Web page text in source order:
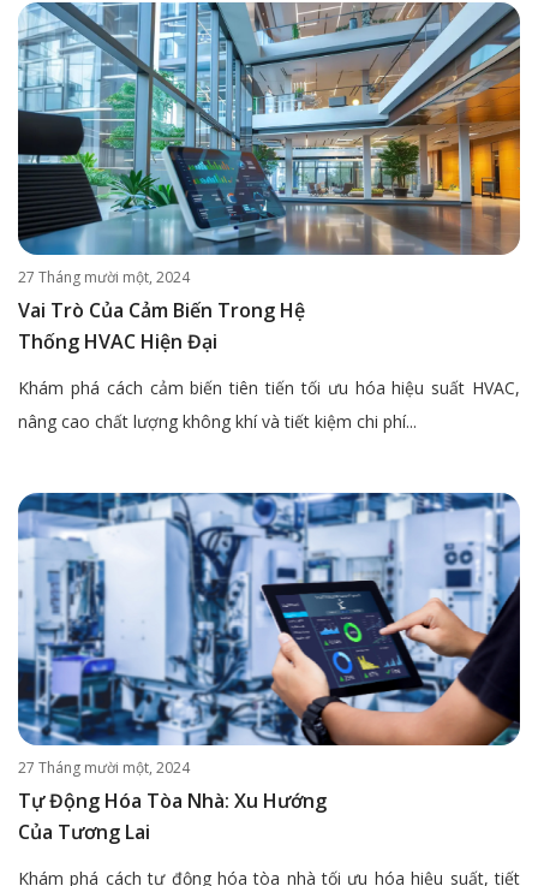
27 Tháng mười một, 2024
Vai Trò Của Cảm Biến Trong Hệ
Thống HVAC Hiện Đại
Khám phá cách cảm biến tiên tiến tối ưu hóa hiệu suất HVAC,
nâng cao chất lượng không khí và tiết kiệm chi phí...
27 Tháng mười một, 2024
Tự Động Hóa Tòa Nhà: Xu Hướng
Của Tương Lai
Khám phá cách tự động hóa tòa nhà tối ưu hóa hiệu suất, tiết